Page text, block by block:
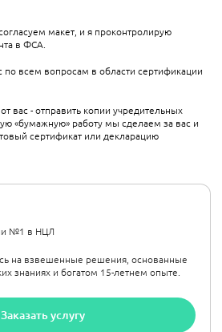
№1 в НЦЛ
на взвешенные решения, основанные
знаниях и богатом 15-летнем опыте.
Заказать услугу
макет, и я проконтролирую
в ФСА.
по всем вопросам в области сертификации
вас - отправить копии учредительных
«бумажную» работу мы сделаем за вас и
сертификат или декларацию